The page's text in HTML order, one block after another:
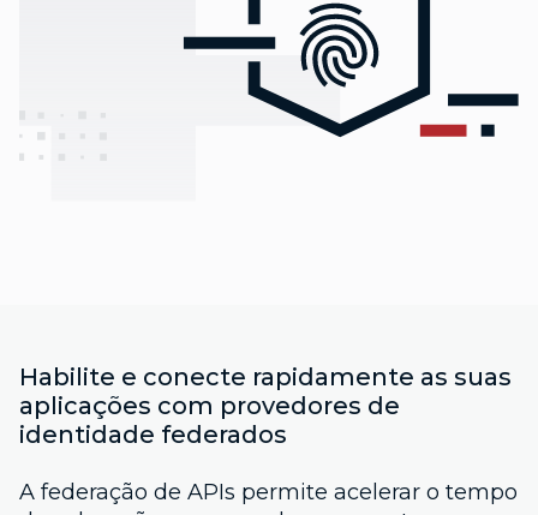
Habilite e conecte rapidamente as suas
aplicações com provedores de
identidade federados
A federação de APIs permite acelerar o tempo